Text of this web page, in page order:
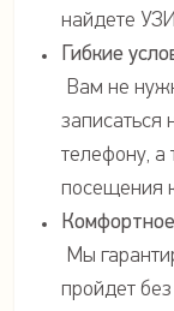
найдете
Гибкие
Вам не
записаться
телефону, а
посещения
Мы
пройдет